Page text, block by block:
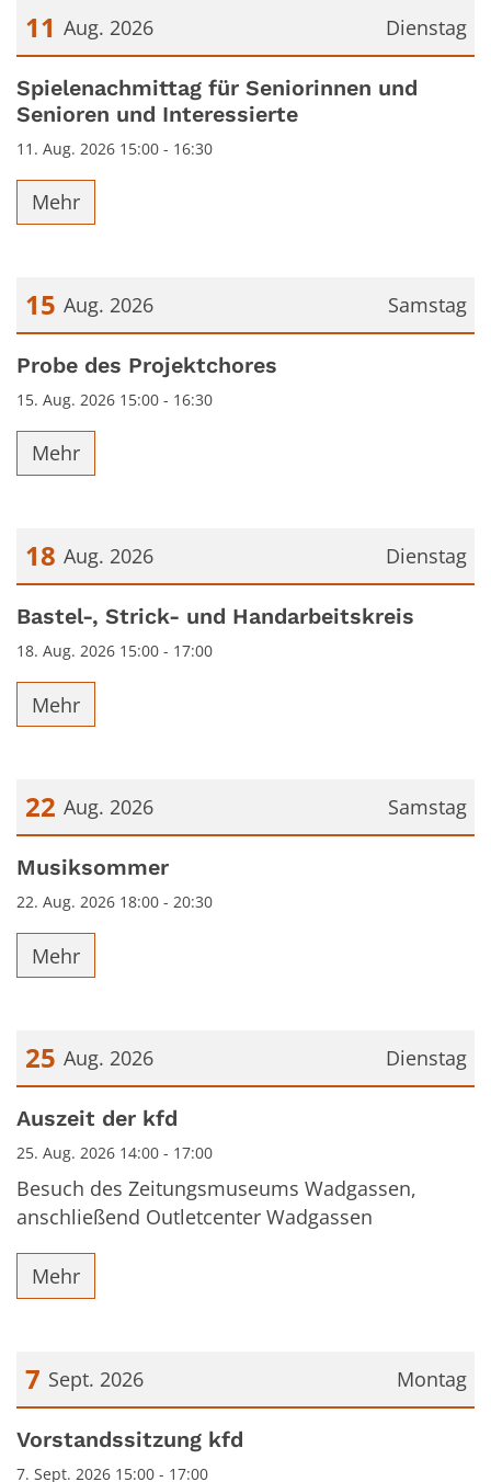
Dienstag
11 Aug. 2026
Datum: 11. August 2026
Spielenachmittag für Seniorinnen und
Senioren und Interessierte
11. Aug. 2026 15:00 - 16:30
Mehr
Samstag
15 Aug. 2026
Datum: 15. August 2026
Probe des Projektchores
15. Aug. 2026 15:00 - 16:30
Mehr
Dienstag
18 Aug. 2026
Datum: 18. August 2026
Bastel-, Strick- und Handarbeitskreis
18. Aug. 2026 15:00 - 17:00
Mehr
Samstag
22 Aug. 2026
Datum: 22. August 2026
Musiksommer
22. Aug. 2026 18:00 - 20:30
Mehr
Dienstag
25 Aug. 2026
Datum: 25. August 2026
Auszeit der kfd
25. Aug. 2026 14:00 - 17:00
Besuch des Zeitungsmuseums Wadgassen,
anschließend Outletcenter Wadgassen
Mehr
Montag
7 Sept. 2026
Datum: 7. September 2026
Vorstandssitzung kfd
7. Sept. 2026 15:00 - 17:00